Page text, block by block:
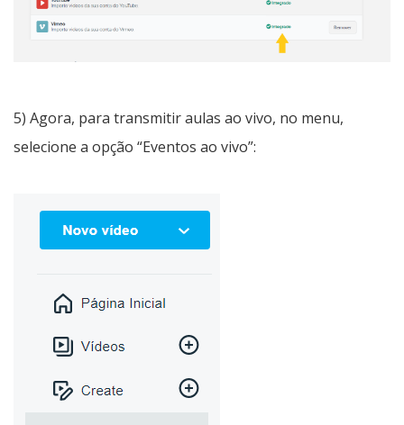
5) Agora, para transmitir aulas ao vivo, no menu,
selecione a opção “Eventos ao vivo”: